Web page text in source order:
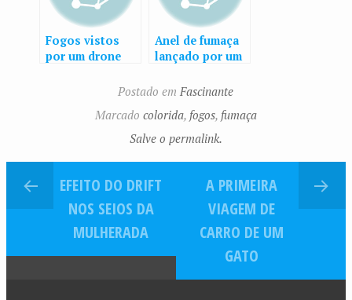
Fogos vistos
por um drone
Anel de fumaça
lançado por um
Postado emFascinante
Marcado colorida, fogos, fumaça
Salve o permalink.
EFEITO DO DRIFT
NOS SEIOS DA
MULHERADA
A PRIMEIRA
VIAGEM DE
CARRO DE UM
GATO